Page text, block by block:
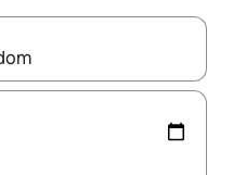
utilisez les flèches vers le